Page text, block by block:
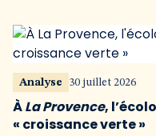
Analyse 30 juillet 2026
ÀLa Provence,
« croissance verte »